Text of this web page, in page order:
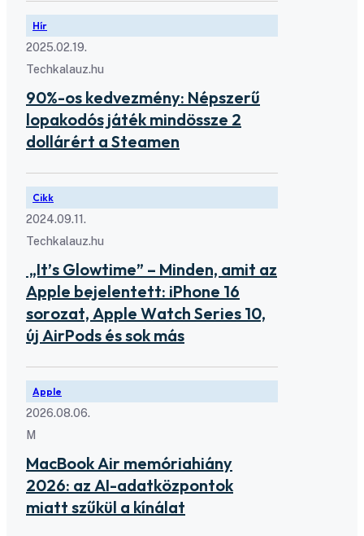
Hír
2025.02.19.
Techkalauz.hu
90%-os kedvezmény: Népszerű
lopakodós játék mindössze 2
dollárért a Steamen
Cikk
2024.09.11.
Techkalauz.hu
„It’s Glowtime” – Minden, amit az
Apple bejelentett: iPhone 16
sorozat, Apple Watch Series 10,
új AirPods és sok más
Apple
2026.08.06.
M
MacBook Air memóriahiány
2026: az AI-adatközpontok
miatt szűkül a kínálat